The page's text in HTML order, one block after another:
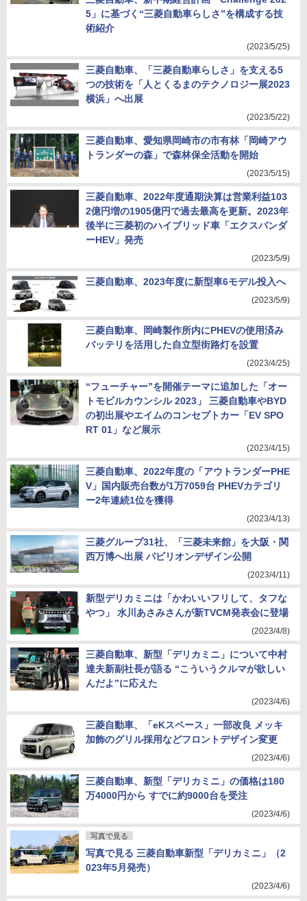
5」に基づく“三菱自動車らしさ”を構成する技
術紹介
(2023/5/25)
三菱自動車、「三菱自動車らしさ」を支える5
つの技術を「人とくるまのテクノロジー展2023
横浜」へ出展
(2023/5/22)
三菱自動車、愛知県岡崎市の市有林「岡崎アウ
トランダーの森」で森林保全活動を開始
(2023/5/15)
三菱自動車、2022年度通期決算は営業利益103
2億円増の1905億円で過去最高を更新。2023年
後半に三菱初のハイブリッド車「エクスパンダ
ーHEV」発売
(2023/5/9)
三菱自動車、2023年度に新型車6モデル投入へ
(2023/5/9)
三菱自動車、岡崎製作所内にPHEVの使用済み
バッテリを活用した自立型街路灯を設置
(2023/4/25)
“フューチャー”を開催テーマに追加した「オー
トモビルカウンシル 2023」 三菱自動車やBYD
の初出展やエイムのコンセプトカー「EV SPO
RT 01」など展示
(2023/4/15)
三菱自動車、2022年度の「アウトランダーPHE
V」国内販売台数が1万7059台 PHEVカテゴリ
ー2年連続1位を獲得
(2023/4/13)
三菱グループ31社、「三菱未来館」を大阪・関
西万博へ出展 パビリオンデザイン公開
(2023/4/11)
新型デリカミニは「かわいいフリして、タフな
やつ」 水川あさみさんが新TVCM発表会に登場
(2023/4/8)
三菱自動車、新型「デリカミニ」について中村
達夫新副社長が語る “こういうクルマが欲しい
んだよ”に応えた
(2023/4/6)
三菱自動車、「eKスペース」一部改良 メッキ
加飾のグリル採用などフロントデザイン変更
(2023/4/6)
三菱自動車、新型「デリカミニ」の価格は180
万4000円から すでに約9000台を受注
(2023/4/6)
写真で見る
写真で見る 三菱自動車新型「デリカミニ」（2
023年5月発売）
(2023/4/6)